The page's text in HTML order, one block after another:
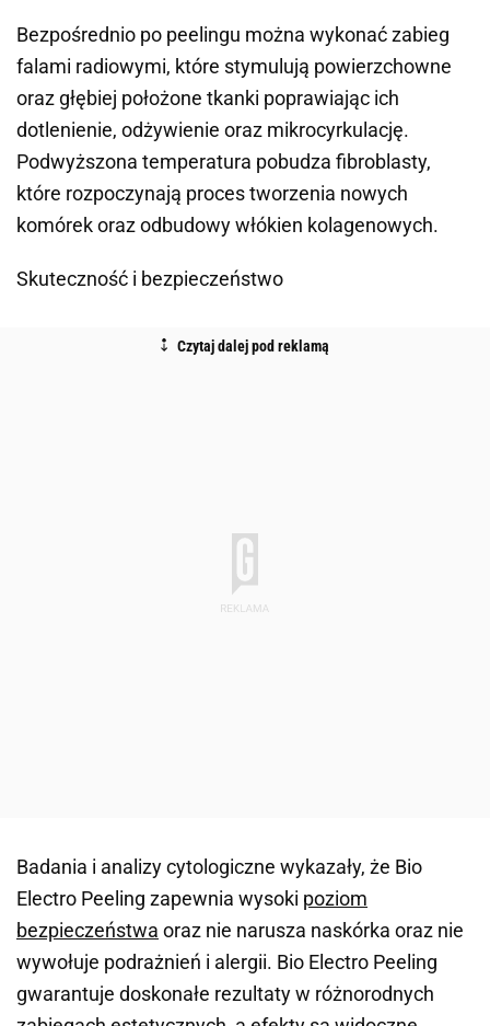
Bezpośrednio po peelingu można wykonać zabieg
falami radiowymi, które stymulują powierzchowne
oraz głębiej położone tkanki poprawiając ich
dotlenienie, odżywienie oraz mikrocyrkulację.
Podwyższona temperatura pobudza fibroblasty,
które rozpoczynają proces tworzenia nowych
komórek oraz odbudowy włókien kolagenowych.
Skuteczność i bezpieczeństwo
Badania i analizy cytologiczne wykazały, że Bio
Electro Peeling zapewnia wysoki poziom
bezpieczeństwa oraz nie narusza naskórka oraz nie
wywołuje podrażnień i alergii. Bio Electro Peeling
gwarantuje doskonałe rezultaty w różnorodnych